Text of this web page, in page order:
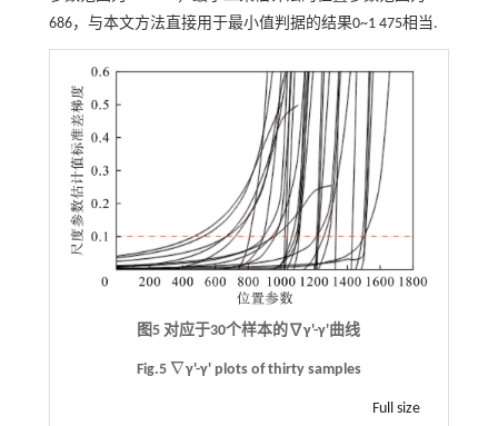
686，与本文方法直接用于最小值判据的结果0~1 475相当.
图5 对应于30个样本的∇γ'-γ'曲线
Fig.5 ∇
∇ γ'-γ' plots of thirty samples
Full size